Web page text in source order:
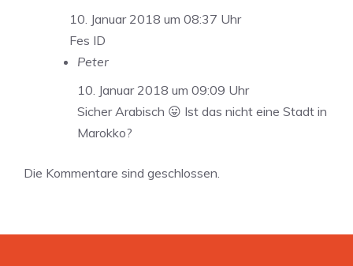
10. Januar 2018 um 08:37 Uhr
Fes ID
Peter
10. Januar 2018 um 09:09 Uhr
Sicher Arabisch 😛 Ist das nicht eine Stadt in
Marokko?
Die Kommentare sind geschlossen.